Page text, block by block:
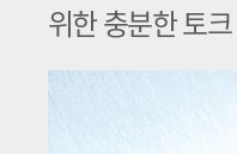
위한 충분한 토